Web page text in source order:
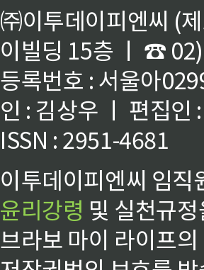
㈜이투데이피엔씨 (
이빌딩 15층 ㅣ ☎
등록번호 : 서울아
인 : 김상우 ㅣ 편집인
ISSN : 2951-4681
이투데이피엔씨 임
윤리강령 및 실천규
브라보 마이 라이프